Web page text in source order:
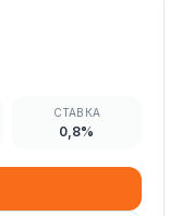
СТАВКА
0,8%